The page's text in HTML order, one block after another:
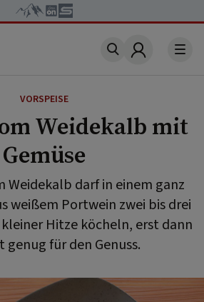
Account
VORSPEISE
Weidekalb mit
Gemüse
Weidekalb darf in einem ganz
weißem Portwein zwei bis drei
Hitze köcheln, erst dann
genug für den Genuss.